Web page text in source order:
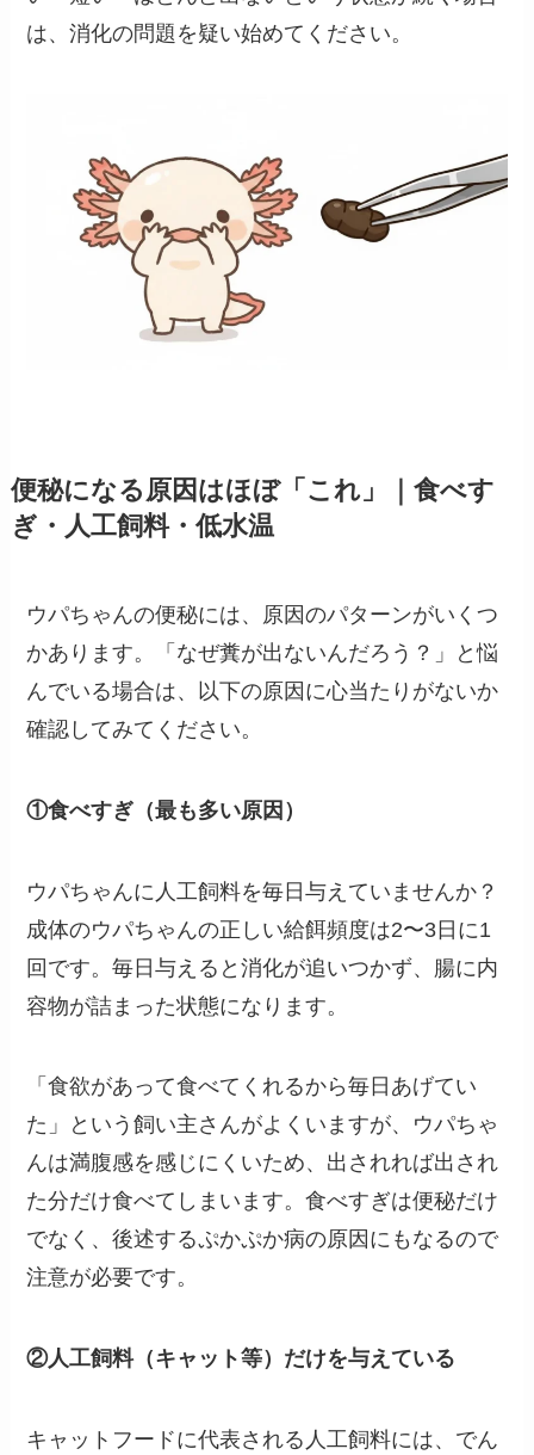
は、消化の問題を疑い始めてください。
便秘になる原因はほぼ「これ」｜食べす
ぎ・人工飼料・低水温
ウパちゃんの便秘には、原因のパターンがいくつ
かあります。「なぜ糞が出ないんだろう？」と悩
んでいる場合は、以下の原因に心当たりがないか
確認してみてください。
①食べすぎ（最も多い原因）
ウパちゃんに人工飼料を毎日与えていませんか？
成体のウパちゃんの正しい給餌頻度は2〜3日に1
回です。毎日与えると消化が追いつかず、腸に内
容物が詰まった状態になります。
「食欲があって食べてくれるから毎日あげてい
た」という飼い主さんがよくいますが、ウパちゃ
んは満腹感を感じにくいため、出されれば出され
た分だけ食べてしまいます。食べすぎは便秘だけ
でなく、後述するぷかぷか病の原因にもなるので
注意が必要です。
②人工飼料（キャット等）だけを与えている
キャットフードに代表される人工飼料には、でん